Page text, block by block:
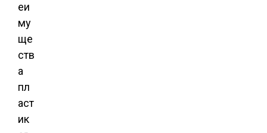
еи
му
ще
ств
а
пл
аст
ик